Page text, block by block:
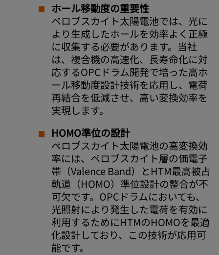
ホール移動度の重要性
ペロブスカイト太陽電池では、光に
より生成したホールを効率よく正極
に収集する必要があります。当社
は、複合機の高速化、長寿命化に対
応するOPCドラム開発で培った高ホ
ール移動度設計技術を応用し、電荷
再結合を低減させ、高い変換効率を
実現します。
HOMO準位の設計
ペロブスカイト太陽電池の高変換効
率には、ペロブスカイト層の価電子
帯（Valence Band）とHTM最高被占
軌道（HOMO）準位設計の整合が不
可欠です。OPCドラムにおいても、
光照射により発生した電荷を有効に
利用するためにHTMのHOMOを最適
化設計しており、この技術が応用可
能です。